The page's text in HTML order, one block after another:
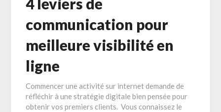
communication pour
meilleure visibilité en
ligne
Commencer une activité sur internet demande de
réfléchir à une stratégie digitale bien pensée pour
obtenir vos premiers clients. Vous connaissez le